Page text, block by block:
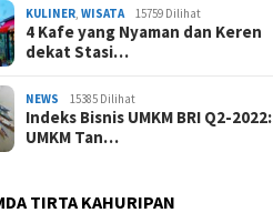
KULINER ,WISATA 15759 Dilihat
4 Kafe yang Nyaman dan Keren
dekat Stasi…
NEWS 15385 Dilihat
Indeks Bisnis UMKM BRI Q2-2022:
UMKM Tan…
TIRTA KAHURIPAN